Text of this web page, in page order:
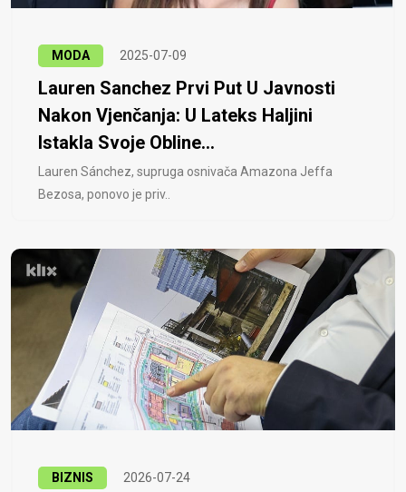
MODA 2025-07-09
Lauren Sanchez Prvi Put U Javnosti
Nakon Vjenčanja: U Lateks Haljini
Istakla Svoje Obline...
Lauren Sánchez, supruga osnivača Amazona Jeffa
Bezosa, ponovo je priv..
BIZNIS 2026-07-24